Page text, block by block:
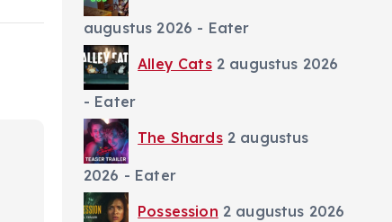
augustus 2026 - Eater
Alley Cats 2 augustus 2026
- Eater
The Shards 2 augustus
2026 - Eater
Possession 2 augustus 2026